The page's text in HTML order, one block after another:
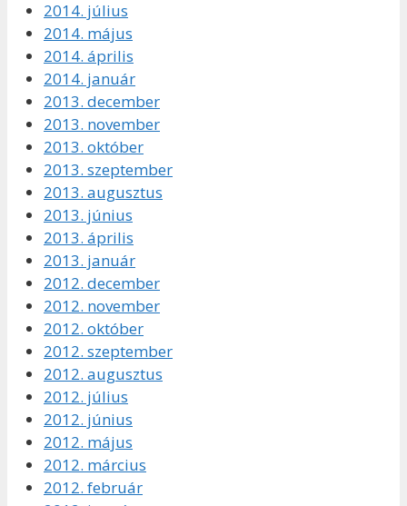
2014. július
2014. május
2014. április
2014. január
2013. december
2013. november
2013. október
2013. szeptember
2013. augusztus
2013. június
2013. április
2013. január
2012. december
2012. november
2012. október
2012. szeptember
2012. augusztus
2012. július
2012. június
2012. május
2012. március
2012. február